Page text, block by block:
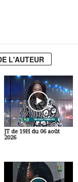
L'AUTEUR
JT de 19H du 06 août
2026